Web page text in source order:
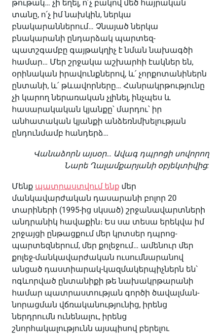
թութակ… չի եղել, ո՛չ բակով մեծ հայրական
տանը, ո՛չ իմ նախկին, ներկա
բնակարաններում… Չնայած ներկա
բնակարանի ընդարձակ պարտեզ-
պատշգամբը գայթակղիչ է նման նախագծի
համար… Մեր շրջակա աշխարհի էակներ են,
օրինական իրավունքներով, և՛ չորքոտանիներն
ընտանի, և՛ թևավորները… Հանրակրթությունը
չի կարող ներառական չլինել, ինչպես և
հասարակական կյանքը՝ մարդու՝ իր
անհատական կյանքի անձեռնմխելության
ընդունմամբ հանդերձ…
Վանաձորն այսօր… Ավագ դպրոցի սովորող
Նարե Ղալամքարյանի օբյեկտիվից:
Մենք պատրաստվում ենք մեր
մանկավարժական դասարանի բոլոր 20
տարիների (1995-ից սկսած) շրջանավարտների
անդրանիկ հավաքին։ Ես սա տեսա երեկվա իմ
շրջայցի ընթացքում մեր կրտսեր դպրոց-
պարտեզներում, մեր քոլեջում… ամենուր մեր
քոլեջ-մանկավարժական ուսումնարանով
անցած դաստիարակ-կազմակերպիչներն են՝
ոգևորված ընտանիքի թե նախակրթարանի
համար պատրաստության գործի ծավալման-
նորացման վճռականությունից, իրենց
ներդրումն ունենալու, իրենց
շնորհակալությունն այսպիսով բերելու